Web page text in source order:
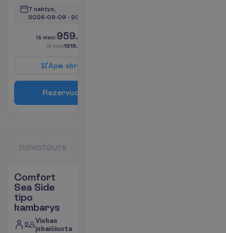
7 naktys,
2026-09-09 - 2026-09-16
Iš viso:959.00
Iš viso1918.00
Apie skry
Rezervuo
Comfort
Sea Side
tipo
kambarys
2
Viskas
įskaičiuota